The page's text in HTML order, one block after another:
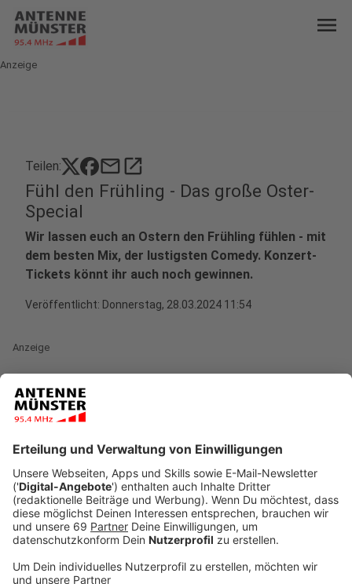
menu
Anzeige
Teilen: mailopen_in_new
Fühl den Frühling - Das große Oster-
Special
Wir lassen euch an Ostern den Frühling fühlen - mit
dem besten Mix, der lustigsten Comedy. Konzert-
Tickets könnt ihr auch noch gewinnen.
Veröffentlicht: Donnerstag, 28.03.2024 11:54
Anzeige
Unser Osternest ist prall gefüllt: Wir spielen von
Karsamstag bis Ostermontag extra viel Musik, unsere
Ostercomedy "Das Harte und das Weiche" darf
natürlich auch nicht fehlen, es gibt "Hin - und Weg"-
Ausflugstipps für die ganze Familie sowie Tickets für
die besten Shows und Konzerte zu gewinnen - von
Mark Forster bis zu den Ehrlich Brothers. So voll war
das Osternest noch nie!
Anzeige